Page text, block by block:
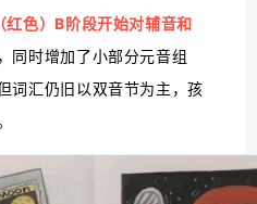
色）B阶段开始对辅音和
，同时增加了小部分元音组
词汇仍旧以双音节为主，孩